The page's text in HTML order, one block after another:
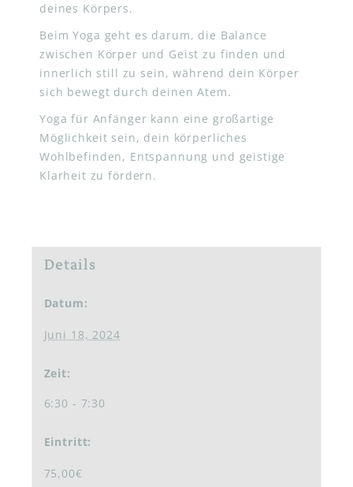
deines Körpers.
Beim Yoga geht es darum, die Balance
zwischen Körper und Geist zu finden und
innerlich still zu sein, während dein Körper
sich bewegt durch deinen Atem.
Yoga für Anfänger kann eine großartige
Möglichkeit sein, dein körperliches
Wohlbefinden, Entspannung und geistige
Klarheit zu fördern.
Details
Datum:
Juni 18, 2024
Zeit:
6:30 - 7:30
Eintritt:
75,00€